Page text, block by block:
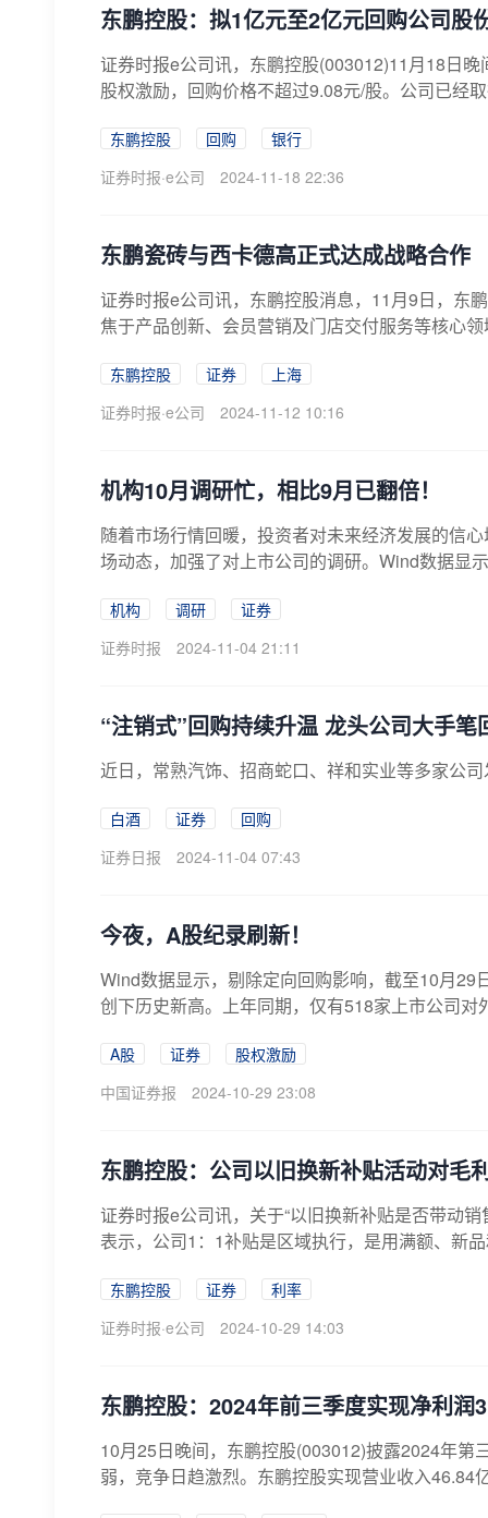
东鹏控股：拟1亿元至2亿元回购公司股
证券时报e公司讯，东鹏控股(003012)11月18日
股权激励，回购价格不超过9.08元/股。公司已经
东鹏控股 回购
银行
证券时报·e公司
2024-11-18 22:36
东鹏瓷砖与西卡德高正式达成战略合作
证券时报e公司讯，东鹏控股消息，11月9日，东
焦于产品创新、会员营销及门店交付服务等核心
东鹏控股 证券
上海
证券时报·e公司
2024-11-12 10:16
机构10月调研忙，相比9月已翻倍！
随着市场行情回暖，投资者对未来经济发展的信
场动态，加强了对上市公司的调研。Wind数据显
机构 调研
证券
证券时报
2024-11-04 21:11
“注销式”回购持续升温 龙头公司大手笔
近日，常熟汽饰、招商蛇口、祥和实业等多家公
白酒 证券
回购
证券日报
2024-11-04 07:43
今夜，A股纪录刷新！
Wind数据显示，剔除定向回购影响，截至10月
创下历史新高。上年同期，仅有518家上市公司对
A股 证券
股权激励
中国证券报
2024-10-29 23:08
东鹏控股：公司以旧换新补贴活动对毛
证券时报e公司讯，关于“以旧换新补贴是否带动
表示，公司1：1补贴是区域执行，是用满额、新
东鹏控股 证券
利率
证券时报·e公司
2024-10-29 14:03
东鹏控股：2024年前三季度实现净利
10月25日晚间，东鹏控股(003012)披露2024年
弱，竞争日趋激烈。东鹏控股实现营业收入46.84